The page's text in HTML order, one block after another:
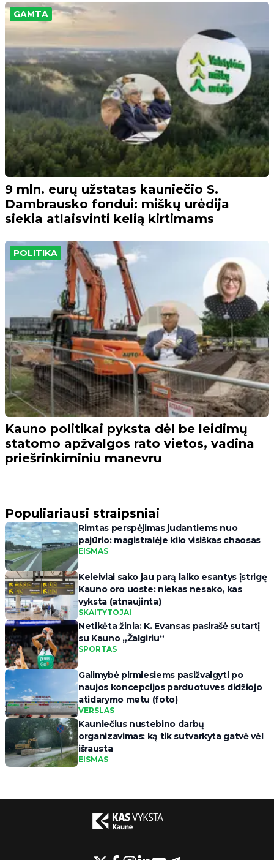
GAMTA
9 mln. eurų užstatas kauniečio S.
Dambrausko fondui: miškų urėdija
siekia atlaisvinti kelią kirtimams
POLITIKA
Kauno politikai pyksta dėl be leidimų
statomo apžvalgos rato vietos, vadina
priešrinkiminiu manevru
Populiariausi straipsniai
Rimtas perspėjimas judantiems nuo
pajūrio: magistralėje kilo visiškas chaosas
EISMAS
Keleiviai sako jau parą laiko esantys įstrigę
Kauno oro uoste: niekas nesako, kas
vyksta (atnaujinta)
SKAITYTOJAI
Netikėta žinia: K. Evansas pasirašė sutartį
su Kauno „Žalgiriu“
SPORTAS
Galimybė pirmiesiems pasižvalgyti po
naujos koncepcijos parduotuves didžiojo
atidarymo metu (foto)
VERSLAS
Kauniečius nustebino darbų
organizavimas: ką tik sutvarkyta gatvė vėl
išrausta
EISMAS